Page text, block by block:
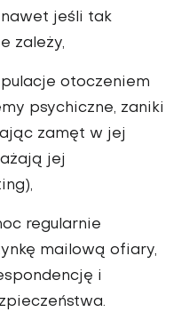
jeśli tak
zależy,
otoczeniem
psychiczne, zaniki
zamęt w jej
jej
regularnie
mailową ofiary,
i